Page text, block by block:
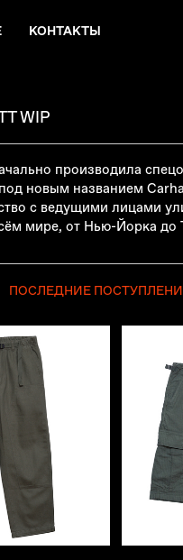
КОНТАКТЫ
WIP
производила
новым названием
с ведущими лицами
мире, от Нью-Йорка до
ПОСЛЕДНИЕ